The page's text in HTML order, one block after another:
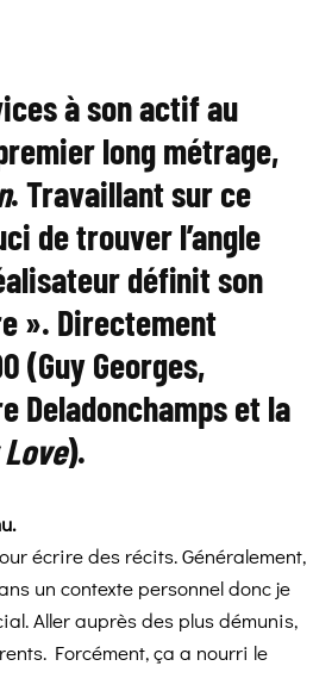
à son actif au
long métrage,
. Travaillant sur ce
de trouver l’angle
définit son
». Directement
(Guy Georges,
Deladonchamps et la
).
écrire des récits. Généralement,
un contexte personnel donc je
Aller auprès des plus démunis,
Forcément, ça a nourri le